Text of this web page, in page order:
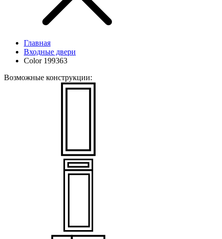
Главная
Входные двери
Color 199363
Возможные конструкции: